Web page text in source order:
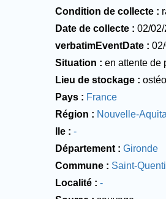
Condition de collecte
Date de collecte
02/
verbatimEventDate
Situation
en attente de
Lieu de stockage
Pays
France
Région
Nouvelle-
Ile
-
Département
Gironde
Commune
Saint-
Localité
-